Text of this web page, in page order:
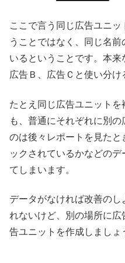
ここで言う同じ広告ユニ
うことではなく、同じ名
いるということです。本来
広告Ｂ、広告Ｃと使い分け
たとえ同じ広告ユニット
も、普通にそれぞれに別
のは後々レポートを見たと
ックされているかなどの
てしまいます。
データがなければ改善の
れないけど、別の場所に
告ユニットを作成しましょ